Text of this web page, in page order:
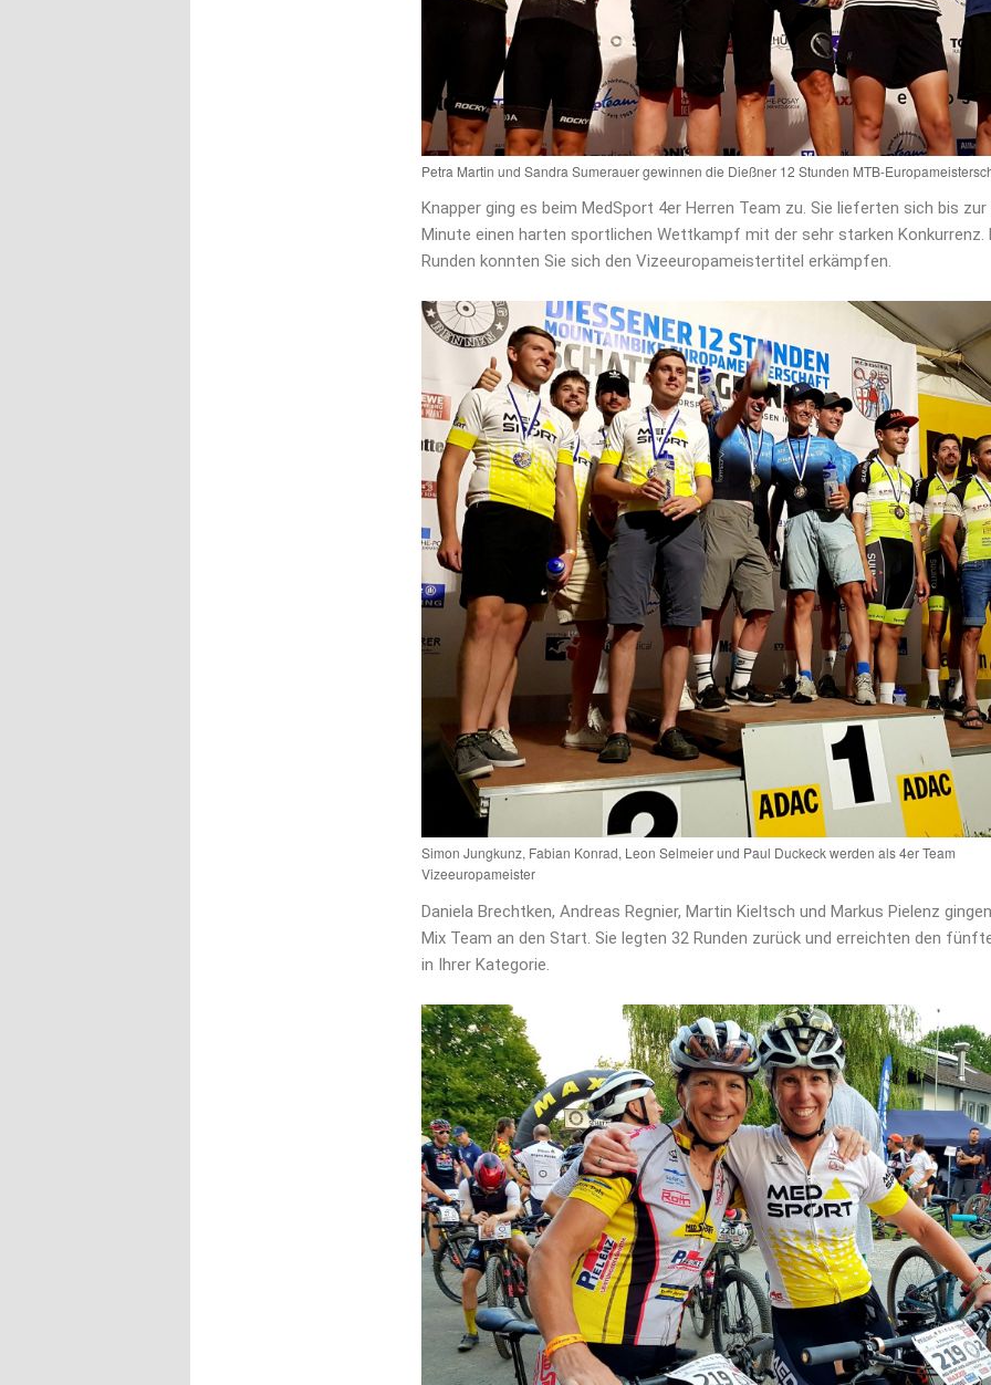
Petra Martin und Sandra Sumerauer gewinnen die Dießner 12 Stunden MTB-
Knapper ging es beim MedSport 4er Herren Team zu. Sie lieferten sich bis
Minute einen harten sportlichen Wettkampf mit der sehr starken Konkurrenz.
Runden konnten Sie sich den Vizeeuropameistertitel erkämpfen.
Simon Jungkunz, Fabian Konrad, Leon Selmeier und Paul Duckeck werden als 4er Team
Vizeeuropameister
Daniela Brechtken, Andreas Regnier, Martin Kieltsch und Markus Pielenz
Mix Team an den Start. Sie legten 32 Runden zurück und erreichten den
in Ihrer Kategorie.